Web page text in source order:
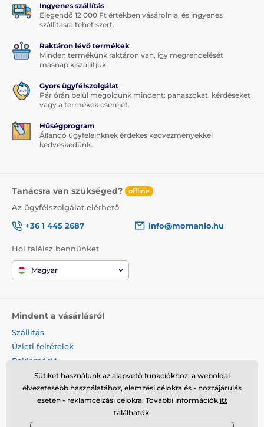
Ingyenes szállítás
Elegendő 12 000 Ft értékben vásárolnia, és ingyenes
szállításra tehet szert.
Raktáron lévő termékek
Minden termékünk raktáron van, így megrendelését
másnap kiszállítjuk.
Gyors ügyfélszolgálat
Pár órán belül megoldunk mindent: panaszokat, kérdéseket
vagy a termékek cseréjét.
Hűségprogram
Állandó ügyfeleinknek érdekes kedvezményekkel
kedveskedünk.
Tanácsra van szükséged? offline
Az ügyfélszolgálat elérhető
+36 1 445 2687
info@momanio.hu
Hol találsz bennünket
Magyar
Mindent a vásárlásról
Szállítás
Üzleti feltételek
Reklamáció
Termék visszaküldése
Termék cseréje
Cookies
Sütiket használunk az alapvető funkciókhoz, a weboldal
élvezetesebb használatához, elemzési célokra és - hozzájárulás
esetén - reklámcélzási célokra. További információk itt
találhatók.